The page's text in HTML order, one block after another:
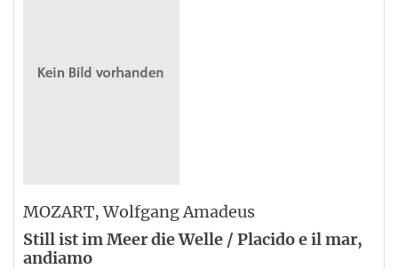
MOZART, Wolfgang Amadeus
Still ist im Meer die Welle / Placido e il mar,
andiamo